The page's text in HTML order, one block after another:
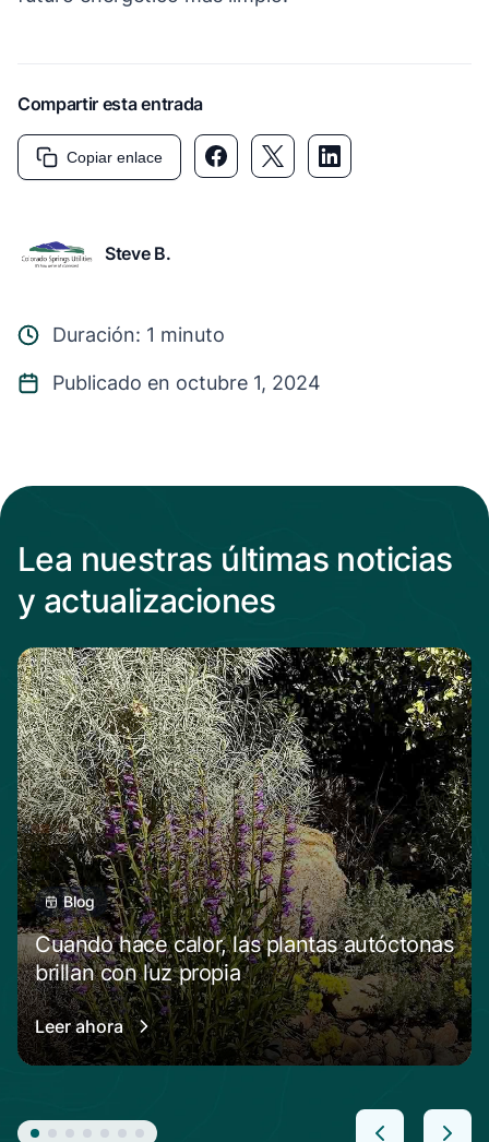
Steve B.
Duración: 1 minuto
Publicado en octubre 1, 2024
Compartir esta entrada
Copiar enlace
Lea nuestras últimas noticias
y actualizaciones
Blog
Cuando hace calor, las plantas autóctonas
brillan con luz propia
Leer ahora